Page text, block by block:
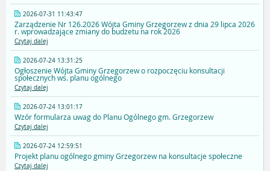
2026-07-31 11:43:47
Zarządzenie Nr 126.2026 Wójta Gminy Grzegorzew z dnia 29 lipca 2026
r. wprowadzające zmiany do budżetu na rok 2026
Czytaj dalej
2026-07-24 13:31:25
Ogłoszenie Wójta Gminy Grzegorzew o rozpoczęciu konsultacji
społecznych ws. planu ogólnego
Czytaj dalej
2026-07-24 13:01:17
Wzór formularza uwag do Planu Ogólnego gm. Grzegorzew
Czytaj dalej
2026-07-24 12:59:51
Projekt planu ogólnego gminy Grzegorzew na konsultacje społeczne
Czytaj dalej